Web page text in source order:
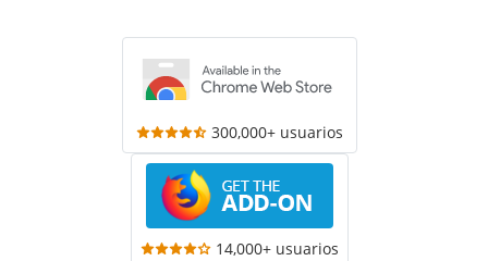
300,000+ usuarios
14,000+ usuarios